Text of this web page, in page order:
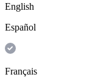
English
Español
Français